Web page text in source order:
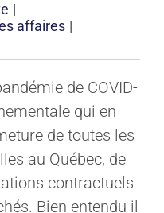
|
affaires |
de COVID-
qui en
de toutes les
au Québec, de
contractuels
Bien entendu il